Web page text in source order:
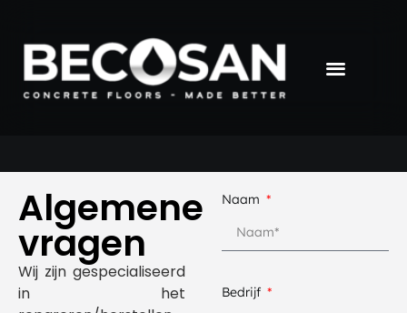
Algemene
vragen
Wij zijn gespecialiseerd
in het
Naam
Bedrijf